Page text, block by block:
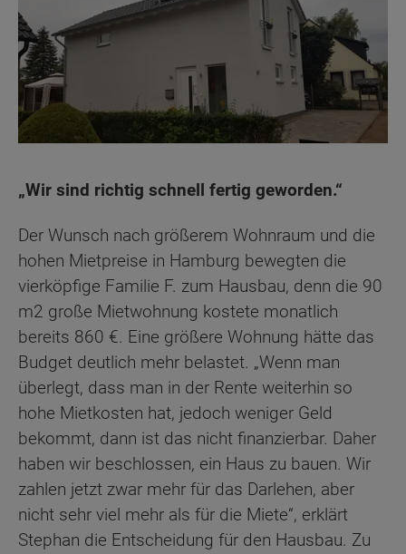
„Wir sind richtig schnell fertig geworden.“
Der Wunsch nach größerem Wohnraum und die
hohen Mietpreise in Hamburg bewegten die
vierköpfige Familie F. zum Hausbau, denn die 90
m2 große Mietwohnung kostete monatlich
bereits 860 €. Eine größere Wohnung hätte das
Budget deutlich mehr belastet. „Wenn man
überlegt, dass man in der Rente weiterhin so
hohe Mietkosten hat, jedoch weniger Geld
bekommt, dann ist das nicht finanzierbar. Daher
haben wir beschlossen, ein Haus zu bauen. Wir
zahlen jetzt zwar mehr für das Darlehen, aber
nicht sehr viel mehr als für die Miete“, erklärt
Stephan die Entscheidung für den Hausbau. Zu